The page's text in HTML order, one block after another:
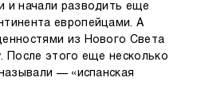
и начали разводить еще
европейцами. А
из Нового Света
После этого еще несколько
— «испанская